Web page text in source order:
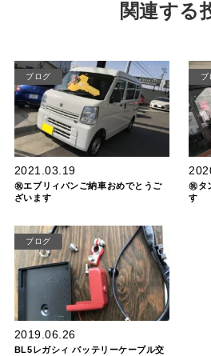
関連する
ブログ
2021.03.19
㊗エブリィバンご納車おめでとうご
ざいます
ブ
㊗タ
す
ブログ
2019.06.26
BL5レガシィ バッテリーケーブル交